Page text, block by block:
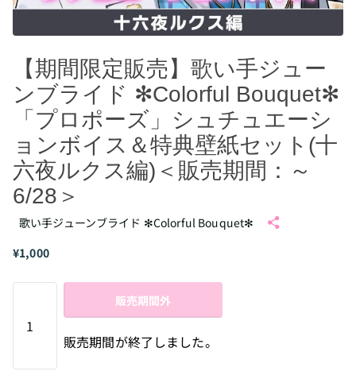
【期間限定販売】歌い手ジュー
ンブライド ✻Colorful Bouquet✻
「プロポーズ」シュチュエーシ
ョンボイス＆特典壁紙セット(十
六夜ルクス編)＜販売期間：～
6/28＞
歌い手ジューンブライド ✻Colorful Bouquet✻
¥1,000
販売期間外
販売期間が終了しました。